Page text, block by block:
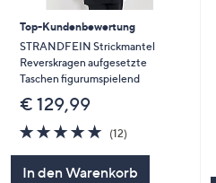
Top-Kundenbewertung
STRANDFEIN Strickmantel
Reverskragen aufgesetzte
Taschen figurumspielend
€ 129,99
4.8
von
(12)12
In den Warenkorb